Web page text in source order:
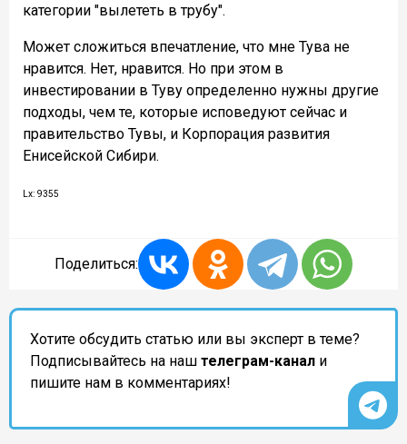
категории "вылететь в трубу".
Может сложиться впечатление, что мне Тува не
нравится. Нет, нравится. Но при этом в
инвестировании в Туву определенно нужны другие
подходы, чем те, которые исповедуют сейчас и
правительство Тувы, и Корпорация развития
Енисейской Сибири.
Lx: 9355
Поделиться:
Хотите обсудить статью или вы эксперт в теме?
Подписывайтесь на наш телеграм-канал и
пишите нам в комментариях!